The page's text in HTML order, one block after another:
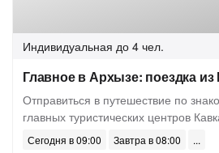
Индивидуальная до 4 чел.
Главное в Архызе: поездка
Отправиться в путешествие по
главных туристических центров
Сегодня в 09:00
Завтра в 08:00